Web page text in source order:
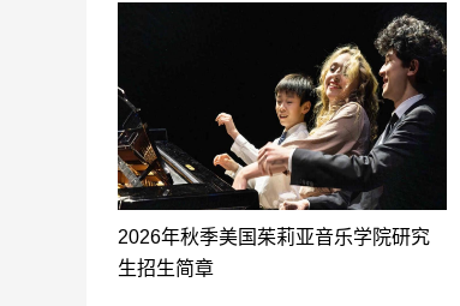
2026年秋季美国茱莉亚音乐学院研究
生招生简章